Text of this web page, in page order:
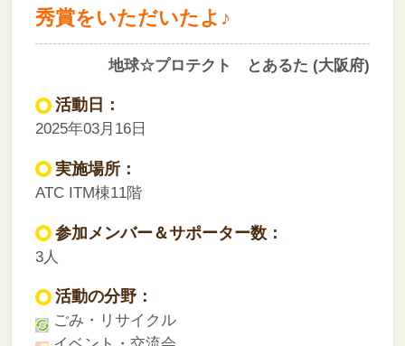
秀賞をいただいたよ♪
地球☆プロテクト とあるた (大阪府)
活動日：
2025年03月16日
実施場所：
ATC ITM棟11階
参加メンバー＆サポーター数：
3人
活動の分野：
ごみ・リサイクル